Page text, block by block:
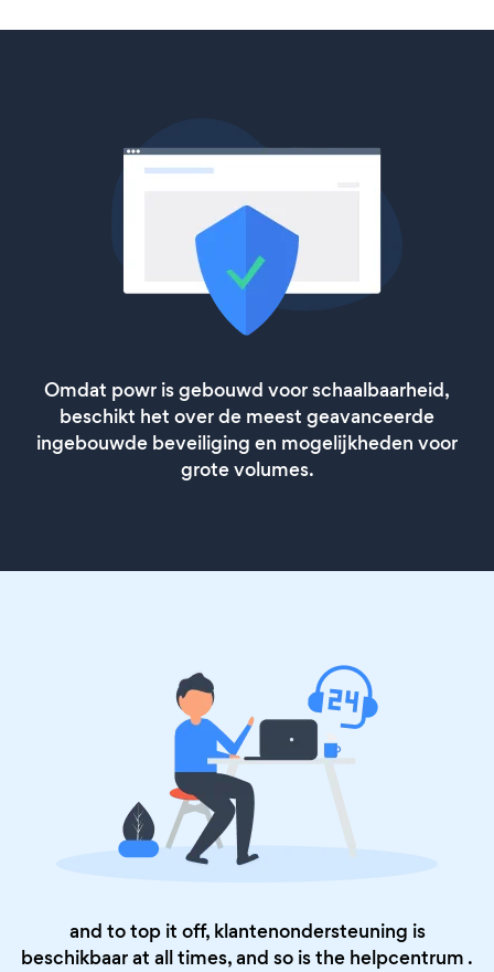
Omdat powr is gebouwd voor schaalbaarheid,
beschikt het over de meest geavanceerde
ingebouwde beveiliging en mogelijkheden voor
grote volumes.
and to top it off, klantenondersteuning is
beschikbaar at all times, and so is the helpcentrum .